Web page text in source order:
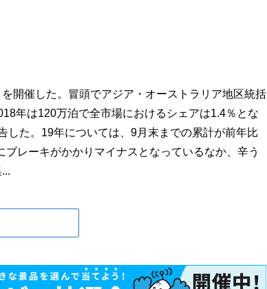
開催した。冒頭でアジア・オーストラリア地区統括
年は120万泊で全市場におけるシェアは1.4％とな
した。19年については、9月末までの累計が前年比
レーキがかかりマイナスとなっているなか、辛う